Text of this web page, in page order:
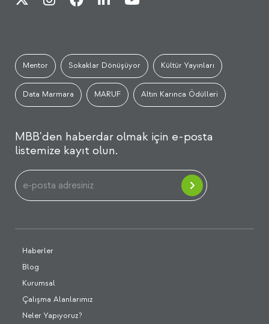
Mentor Sokaklar Dönüşüyor Kültür Yayınları
Data Marmara MARUF Altın Karınca Ödülleri
MBB'den haberdar olmak için e-posta
listemize kayıt olun.
Haberler
Blog
Kurumsal
Çalışma Alanlarımız
Neler Yapıyoruz?